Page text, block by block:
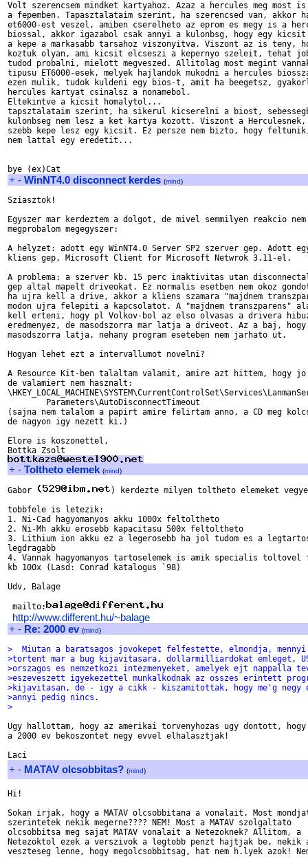
Volt szerencsem mindket kartyahoz. Azaz a hercules meg most
a fepemben. Tapasztalataim szerint, ha szerencsed van, akkor
et6000-est veszel, amiben cserelheto az eprom es megy is a
biossal, akkor igazabol csak annyi a kulonbsg, hogy egy kicsit
a kepe a markasabb tarsahoz viszonyitva. Viszont az is teny,
koztuk olyan, ami kicsit elcseszi a kepernyo szeleit, tehat
tudod probalni, mielott megveszed. Allitolag most megint
tipusu ET6000-esek, melyek hajlandok mukodni a hercules
ezen mulik, tudok kuldeni egy bios-t, amit ha beegetsz,
hercules kartyat csinalsz a nonamebol.
Eltekintve a kicsit homalytol...
tapsztalataim szerint, ha sikerul kicserelni a biost,
kulonbseg nem lesz a ket kartya kozott. Viszont a
szebb kepe lesz egy kicsit. Ez persze nem bizto, hogy
nem lattal egy eredetit...
+ - WinNT4.0 disconnect kerdes (mind)
Sziasztok!
Egyszer mar kerdeztem a dolgot, de mivel semmilyen reakcio
megprobalom megegyszer:
A helyzet: adott egy WinNT4.0 Server SP2 szerver gep. Adott
kliens gep, Microsoft Client for Microsoft Netwrok 3.11-el.
A problema: a szerver kb. 15 perc inaktivitas utan
gep altal mapelt driveokat. Ez normalis esetben nem okoz
ha ujra kell a drive, akkor a kliens szamara "majdnem
modon ujra felepiti a kapcsolatot. A "majdnem transzparens"
kell erteni, hogy pl Volkov-bol az elso olvasas a drivera
eredmenyez, de masodszorra mar latja a driveot. Az a baj,
masodszorra latja, nehany program eseteben nem jarhato ut.
Hogyan lehet ezt a intervallumot novelni?
A Resource Kit-ben talaltam valamit, amire azt hittem, hogy
de valamiert nem hasznalt:
(sajna nem talalom a papirt amire felirtam anno, a CD meg
de nagyon igy nezett ki.)
Elore is koszonettel,
+ - Toltheto elemek (mind)
Gabor
) kerdezte milyen toltheto elemeket
tobbfele is letezik:
1. Ni-Cad hagyomanyos akku 1000x feltoltheto
2. Ni-Mh akku erosebb kapacitasu 500x feltoltheto
3. Lithium ion akku ez a legerosebb ha jol tudom es a
legdragabb
4. Vannak hagyomanyos tartoselemek is amik specialis
kb 100x (Lasd: Conrad katalogus `98)
Udv, Balage
mailto:
http://www.different.hu/~balage
+ - Re: 2000 ev (mind)
>  Miutan a baratsagos jovokepet felfestette, elmondja,
>tortent mar a bug kijavitasara, dollarmilliardokat emleget,
>orszagos es nemzetkozi intezmenyeket, amelyek ejt nappalla
>eszeveszett igyekezettel munkalkodnak az osszes erintett
>kijavitasan, de - igy a cikk - kiszamitottak, hogy me'g negy
>annyi pedig nincs.
>
Ugy hallottam, hogy az amerikai torvenyhozas ugy dontott,
a 2000 ev bekoszontet negy evvel elhalasztjak!
+ - MATAV olcsobbitas? (mind)
Hi!
Sokan irjak, hogy a MATAV olcsobbitana a vonalait. Most
szerintetek nekik megerne???? NEM! Most a MATAV szolgaltato
olcsobbitsa meg sajat MATAV vonalait a Netezoknek? Allitom, a
Netezoktol ezek a verszivok a legtobb penzt hajtjak be, nekik
veszteseg lenne, hogy megolcsobbitsag, hat nem h.lyek azok!